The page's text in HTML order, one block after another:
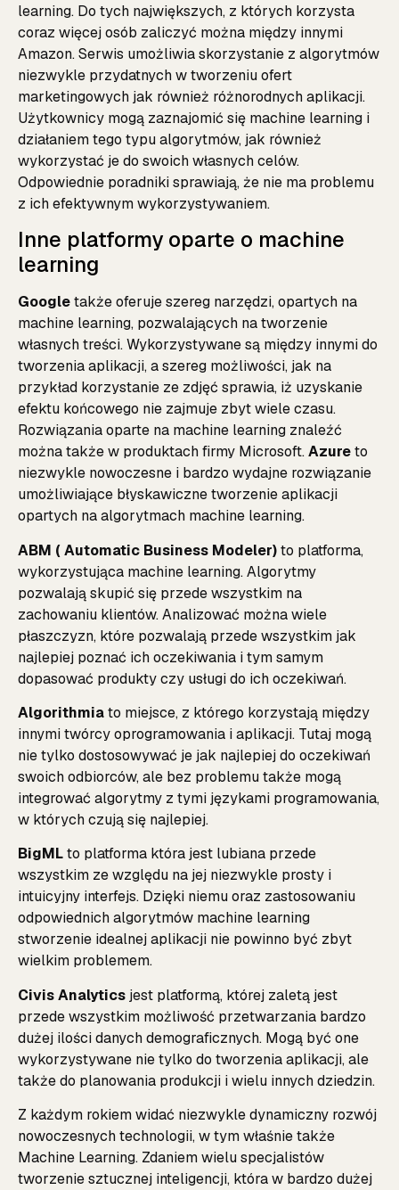
learning. Do tych największych, z których korzysta
coraz więcej osób zaliczyć można między innymi
Amazon. Serwis umożliwia skorzystanie z algorytmów
niezwykle przydatnych w tworzeniu ofert
marketingowych jak również różnorodnych aplikacji.
Użytkownicy mogą zaznajomić się machine learning i
działaniem tego typu algorytmów, jak również
wykorzystać je do swoich własnych celów.
Odpowiednie poradniki sprawiają, że nie ma problemu
z ich efektywnym wykorzystywaniem.
Inne platformy oparte o machine
learning
Googletakże oferuje szereg narzędzi, opartych na
machine learning, pozwalających na tworzenie
własnych treści. Wykorzystywane są między innymi do
tworzenia aplikacji, a szereg możliwości, jak na
przykład korzystanie ze zdjęć sprawia, iż uzyskanie
efektu końcowego nie zajmuje zbyt wiele czasu.
Rozwiązania oparte na machine learning znaleźć
można także w produktach firmy Microsoft.Azureto
niezwykle nowoczesne i bardzo wydajne rozwiązanie
umożliwiające błyskawiczne tworzenie aplikacji
opartych na algorytmach machine learning.
ABM ( Automatic Business Modeler)to platforma,
wykorzystująca machine learning. Algorytmy
pozwalają skupić się przede wszystkim na
zachowaniu klientów. Analizować można wiele
płaszczyzn, które pozwalają przede wszystkim jak
najlepiej poznać ich oczekiwania i tym samym
dopasować produkty czy usługi do ich oczekiwań.
Algorithmiato miejsce, z którego korzystają między
innymi twórcy oprogramowania i aplikacji. Tutaj mogą
nie tylko dostosowywać je jak najlepiej do oczekiwań
swoich odbiorców, ale bez problemu także mogą
integrować algorytmy z tymi językami programowania,
w których czują się najlepiej.
BigMLto platforma która jest lubiana przede
wszystkim ze względu na jej niezwykle prosty i
intuicyjny interfejs. Dzięki niemu oraz zastosowaniu
odpowiednich algorytmów machine learning
stworzenie idealnej aplikacji nie powinno być zbyt
wielkim problemem.
Civis Analytics jest platformą, której zaletą jest
przede wszystkim możliwość przetwarzania bardzo
dużej ilości danych demograficznych. Mogą być one
wykorzystywane nie tylko do tworzenia aplikacji, ale
także do planowania produkcji i wielu innych dziedzin.
Z każdym rokiem widać niezwykle dynamiczny rozwój
nowoczesnych technologii, w tym właśnie także
Machine Learning. Zdaniem wielu specjalistów
tworzenie sztucznej inteligencji, która w bardzo dużej